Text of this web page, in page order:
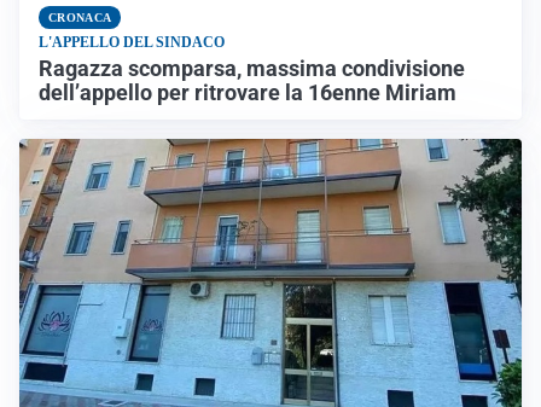
CRONACA
L'APPELLO DEL SINDACO
Ragazza scomparsa, massima condivisione
dell’appello per ritrovare la 16enne Miriam